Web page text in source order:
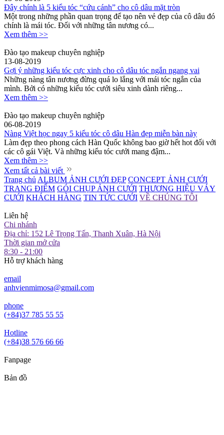
Đây chính là 5 kiểu tóc “cứu cánh” cho cô dâu mặt tròn
Một trong những phần quan trọng để tạo nên vẻ đẹp của cô dâu đó
chính là mái tóc. Đối với những tân nương có...
Xem thêm >>
Đào tạo makeup chuyên nghiệp
13-08-2019
Gợi ý những kiểu tóc cực xinh cho cô dâu tóc ngắn ngang vai
Những nàng tân nương đừng quá lo lắng với mái tóc ngắn của
mình. Bởi có những kiểu tóc cưới siêu xinh dành riêng...
Xem thêm >>
Đào tạo makeup chuyên nghiệp
06-08-2019
Nàng Việt học ngay 5 kiểu tóc cô dâu Hàn đẹp miễn bàn này
Làm đẹp theo phong cách Hàn Quốc không bao giờ hết hot đối với
các cô gái Việt. Và những kiểu tóc cưới mang đậm...
Xem thêm >>
Xem tất cả bài viết
Trang chủ ALBUM ẢNH CƯỚI ĐẸP CONCEPT ẢNH CƯỚI
TRANG ĐIỂM GÓI CHỤP ẢNH CƯỚI THƯƠNG HIỆU VÁY
CƯỚI KHÁCH HÀNG TIN TỨC CƯỚI VỀ CHÚNG TÔI
Liên hệ
Chi nhánh
Địa chỉ: 152 Lê Trọng Tấn, Thanh Xuân, Hà Nội
Thời gian mở cửa
8:30 - 21:00
Hỗ trợ khách hàng
email
anhvienmimosa@gmail.com
phone
(+84)37 785 55 55
Hotline
(+84)38 576 66 66
Fanpage
Bản đồ